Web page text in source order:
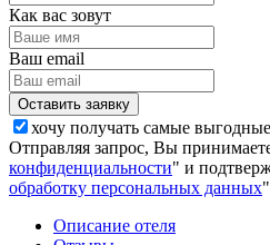
Как вас зовут
Ваш email
хочу получать самые
Отправляя запрос, Вы
конфиденциальности" и
обработку персональных данных"
Описание отеля